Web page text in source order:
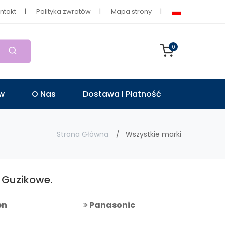
Polityka zwrotów Mapa strony
0
O Nas Dostawa I Płatność
Strona Główna Wszystkie marki
Panasonic